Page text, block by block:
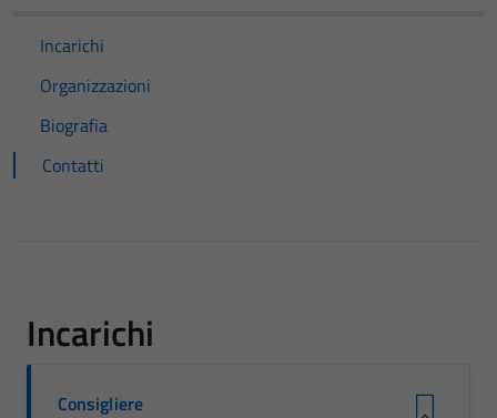
Incarichi
Organizzazioni
Biografia
Contatti
Incarichi
Consigliere